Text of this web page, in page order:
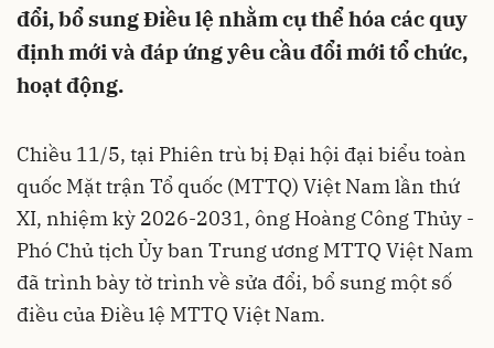
đổi, bổ sung Điều lệ nhằm cụ thể hóa các quy
định mới và đáp ứng yêu cầu đổi mới tổ chức,
hoạt động.
Chiều 11/5, tại Phiên trù bị Đại hội đại biểu toàn
quốc Mặt trận Tổ quốc (MTTQ) Việt Nam lần thứ
XI, nhiệm kỳ 2026-2031, ông Hoàng Công Thủy -
Phó Chủ tịch Ủy ban Trung ương MTTQ Việt Nam
đã trình bày tờ trình về sửa đổi, bổ sung một số
điều của Điều lệ MTTQ Việt Nam.